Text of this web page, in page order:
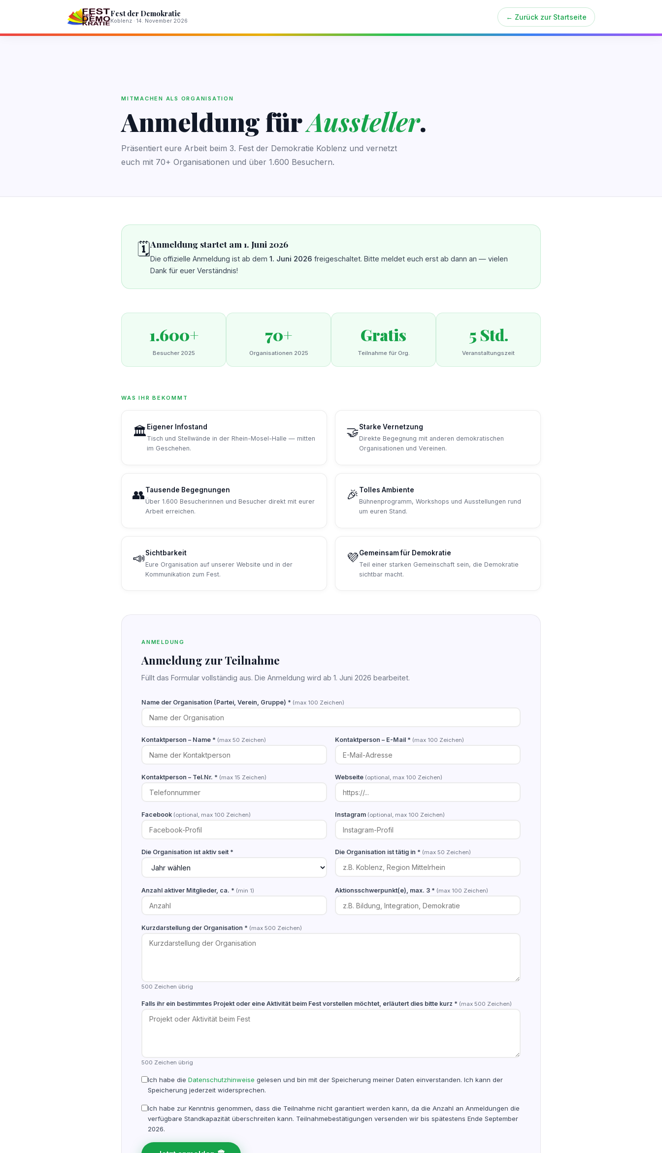
Fest der Demokratie
Koblenz · 14. November 2026 ← Zurück zur Startseite
MITMACHEN ALS ORGANISATION
Anmeldung fürAussteller.
Präsentiert eure Arbeit beim 3. Fest der Demokratie Koblenz und vernetzt
euch mit 70+ Organisationen und über 1.600 Besuchern.
🗓️Anmeldung startet am 1. Juni 2026
Die offizielle Anmeldung ist ab dem 1. Juni 2026 freigeschaltet. Bitte meldet euch erst ab dann an — vielen
Dank für euer Verständnis!
1.600+
Besucher 2025
70+
Organisationen 2025
Gratis
Teilnahme für Org.
5 Std.
Veranstaltungszeit
WAS IHR BEKOMMT
🏛️ Eigener Infostand
Tisch und Stellwände in der Rhein-Mosel-Halle — mitten
im Geschehen.
🤝Starke Vernetzung
Direkte Begegnung mit anderen demokratischen
Organisationen und Vereinen.
👥Tausende Begegnungen
Über 1.600 Besucherinnen und Besucher direkt mit eurer
Arbeit erreichen.
🎉 Tolles Ambiente
Bühnenprogramm, Workshops und Ausstellungen rund
um euren Stand.
📣Sichtbarkeit
Eure Organisation auf unserer Website und in der
Kommunikation zum Fest.
💜Gemeinsam für Demokratie
Teil einer starken Gemeinschaft sein, die Demokratie
sichtbar macht.
ANMELDUNG
Anmeldung zur Teilnahme
Füllt das Formular vollständig aus. Die Anmeldung wird ab 1. Juni 2026 bearbeitet.
Name der Organisation (Partei, Verein, Gruppe) * (max 100 Zeichen)
Kontaktperson – Name * (max 50 Zeichen) Kontaktperson – E-Mail * (max 100 Zeichen)
Kontaktperson – Tel.Nr. * (max 15 Zeichen) Webseite (optional, max 100 Zeichen)
Facebook (optional, max 100 Zeichen) Instagram (optional, max 100 Zeichen)
Die Organisation ist aktiv seit * Die Organisation ist tätig in * (max 50 Zeichen)
Anzahl aktiver Mitglieder, ca. * (min 1) Aktionsschwerpunkt(e), max. 3 * (max 100 Zeichen)
Kurzdarstellung der Organisation * (max 500 Zeichen)
500 Zeichen übrig
Falls ihr ein bestimmtes Projekt oder eine Aktivität beim Fest vorstellen möchtet, erläutert dies bitte kurz * (max 500 Zeichen)
500 Zeichen übrig
Ich habe die Datenschutzhinweise gelesen und bin mit der Speicherung meiner Daten einverstanden. Ich kann der
Speicherung jederzeit widersprechen.
Ich habe zur Kenntnis genommen, dass die Teilnahme nicht garantiert werden kann, da die Anzahl an Anmeldungen die
verfügbare Standkapazität überschreiten kann. Teilnahmebestätigungen versenden wir bis spätestens Ende September
2026.